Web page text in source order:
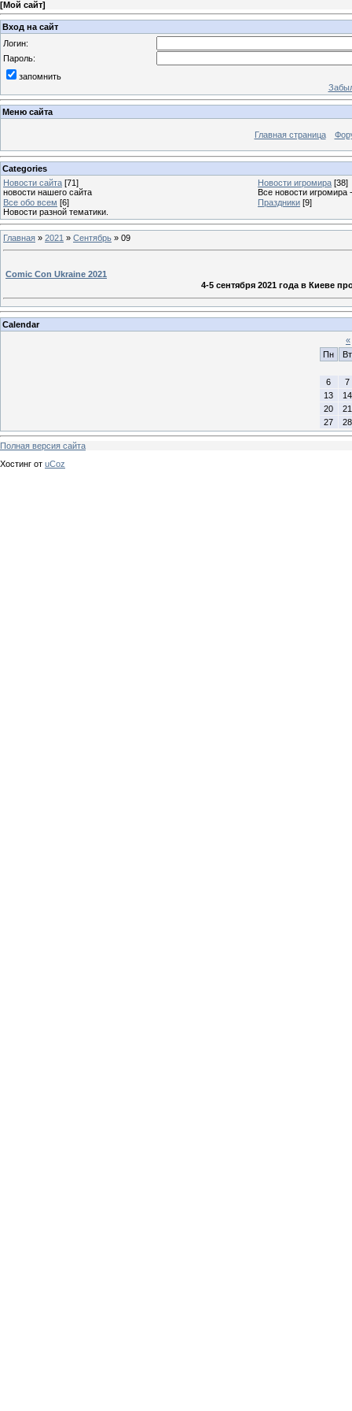
[Мой сайт]
Вход на сайт
Логин:
Пароль:
запомнить
Меню сайта
Главная страница
Categories
Новости сайта [71]
новости нашего сайта
Новости игромира [38]
Все новости игромира
Все обо всем [6]
Новости разной тематики.
Праздники [9]
Главная » 2021 » Сентябрь » 09
Comic Con Ukraine 2021
4-5 сентября 2021 года в Киеве
Calendar
«
Пн
Вт
6
7
13
14
20
21
27
28
Полная версия сайта
Хостинг от uCoz